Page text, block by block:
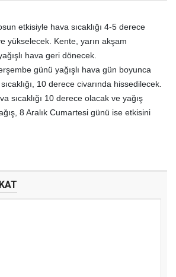
etkisiyle hava sıcaklığı 4-5 derece
yükselecek. Kente, yarın akşam
hava geri dönecek.
günü yağışlı hava gün boyunca
10 derece civarında hissedilecek.
sıcaklığı 10 derece olacak ve yağış
8 Aralık Cumartesi günü ise etkisini